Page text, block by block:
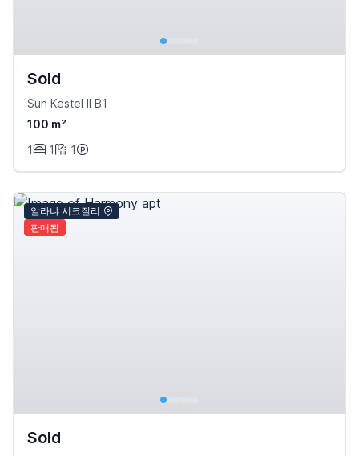
Sold
Sun Kestel II B1
100 m²
1
1 1
알라냐 시크질리
판매됨
Sold